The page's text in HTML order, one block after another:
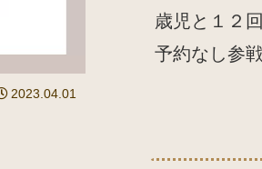
2023.04.01
歳児と１２
予約なし参